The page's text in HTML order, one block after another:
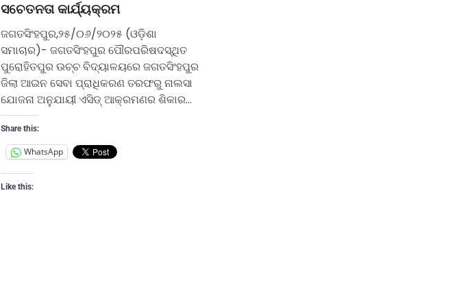
ସଚେତନତା କାର୍ଯ୍ୟକ୍ରମ
ଜଗତସିଂହପୁର,୨୫/୦୬/୨୦୨୫ (ଓଡ଼ିଶା
ସମାଚାର)- ଜଗତସିଂହପୁର ପୌରପରିଷଦସ୍ଥିତ
ପୁରୋହିତପୁର ଉଚ୍ଚ ବିଦ୍ୟାଳୟରେ ଜଗତସିଂହପୁର
ଜିଲା ଆଇନ ସେବା ପ୍ରାଧିକରଣ ତରଫରୁ ନାଲସା
ଯୋଜନା ଅନୁଯାୟୀ ଏସିଡ୍ ଆକ୍ରମଣର ଶିକାର…
Share this:
WhatsApp
Like this: